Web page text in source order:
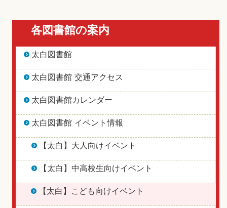
各図書館の案内
太白図書館
太白図書館 交通アクセス
太白図書館カレンダー
太白図書館 イベント情報
【太白】大人向けイベント
【太白】中高校生向けイベント
【太白】こども向けイベント